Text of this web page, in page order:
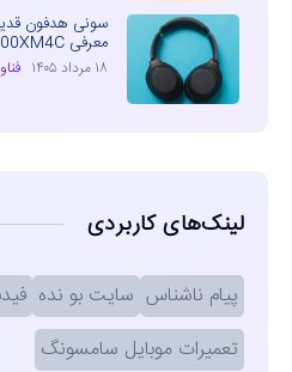
سونی هدفون
معرفی WH-1000XM4C با قیمت رقابتی
۱۸ مرداد ۱۴۰۵
لینک‌های کاربردی
پیام ناشناس سایت بو نده
تعمیرات موبایل سامسونگ